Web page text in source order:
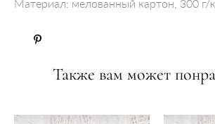
Материал: мелованный картон, 300 г/
Также вам может